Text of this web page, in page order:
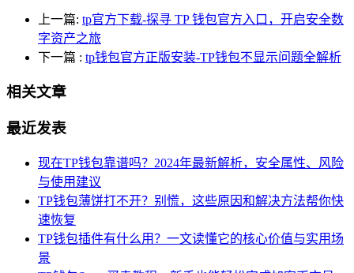
上一篇: tp官方下载-探寻 TP 钱包官方入口，开启安全数
字资产之旅
下一篇 : tp钱包官方正版安装-TP钱包不显示问题全解析
相关文章
最近发表
现在TP钱包靠谱吗？2024年最新解析，安全属性、风险
与使用建议
TP钱包薄饼打不开？别慌，这些原因和解决方法帮你快
速恢复
TP钱包插件有什么用？一文读懂它的核心价值与实用场
景